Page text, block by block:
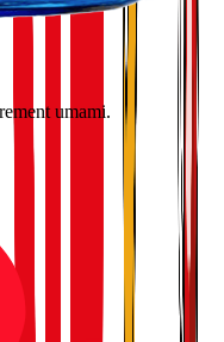
umami.